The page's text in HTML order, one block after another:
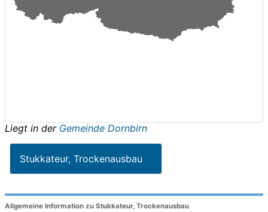
Liegt in der Gemeinde Dornbirn
Stukkateur, Trockenausbau
Allgemeine Information zu Stukkateur, Trockenausbau